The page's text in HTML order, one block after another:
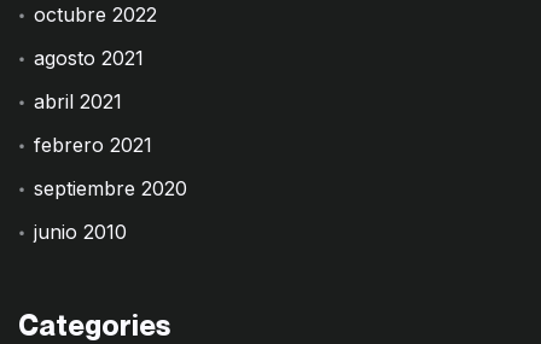
octubre 2022
agosto 2021
abril 2021
febrero 2021
septiembre 2020
junio 2010
Categories